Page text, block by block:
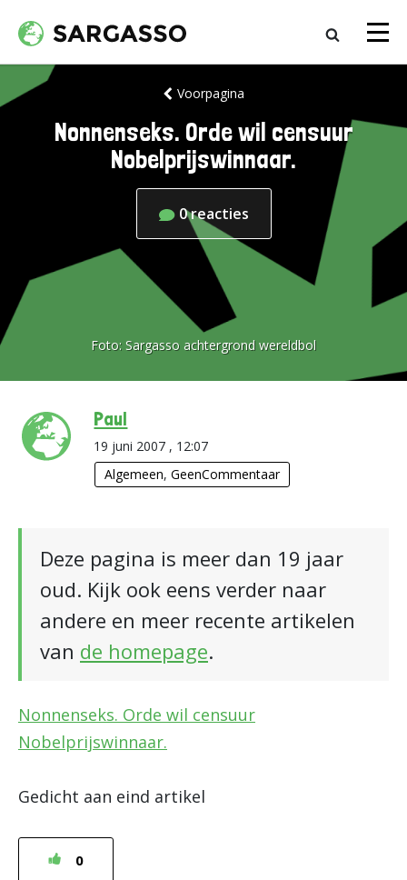
Voorpagina
Nonnenseks. Orde wil censuur
Nobelprijswinnaar.
0reacties
Foto: Sargasso achtergrond wereldbol
Paul
19 juni 2007 , 12:07
Algemeen,GeenCommentaar
Deze pagina is meer dan 19 jaar
oud. Kijk ook eens verder naar
andere en meer recente artikelen
van de homepage.
Nonnenseks. Orde wil censuur
Nobelprijswinnaar.
Gedicht aan eind artikel
0